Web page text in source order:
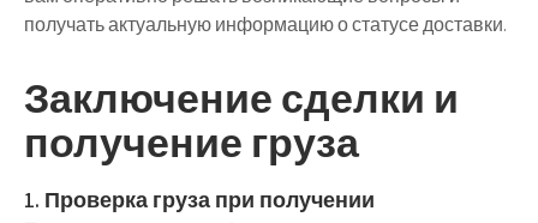
получать актуальную информацию о статусе доставки.
Заключение сделки и
получение груза
1. Проверка груза при получении